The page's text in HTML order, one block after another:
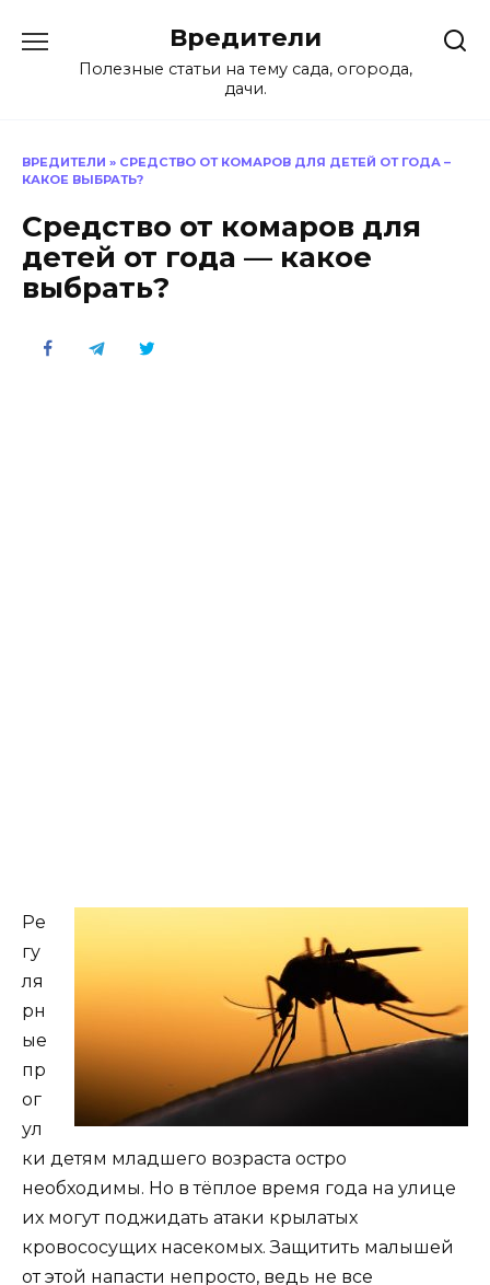
содержанию
Вредители
Полезные статьи на тему сада, огорода,
дачи.
ВРЕДИТЕЛИ » СРЕДСТВО ОТ КОМАРОВ ДЛЯ ДЕТЕЙ ОТ ГОДА –
КАКОЕ ВЫБРАТЬ?
Средство от комаров для
детей от года — какое
выбрать?
Ре
гу
ля
рн
ые
пр
ог
ул
ки детям младшего возраста остро
необходимы. Но в тёплое время года на улице
их могут поджидать атаки крылатых
кровососущих насекомых. Защитить малышей
от этой напасти непросто, ведь не все